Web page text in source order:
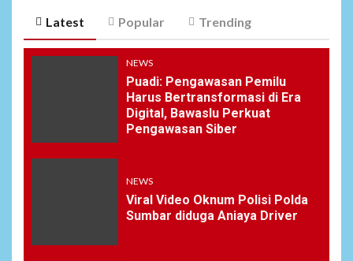
Latest Popular Trending
NEWS
Puadi: Pengawasan Pemilu
Harus Bertransformasi di Era
Digital, Bawaslu Perkuat
Pengawasan Siber
NEWS
Viral Video Oknum Polisi Polda
Sumbar diduga Aniaya Driver